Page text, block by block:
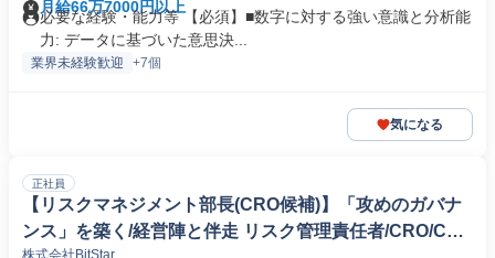
月給66万7000円以上
必要な経験・能力等 【必須】■数字に対する強い意識と分析能
力: データに基づいた意思決...
業界未経験歓迎 +7個
気になる
正社員
【リスクマネジメント部長(CRO候補)】「攻めのガバナ
ンス」を築く/経営陣と伴走 リスク管理責任者/CRO/Chie
株式会社BitStar